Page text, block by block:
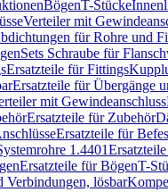
BögenT-Stücke
Verteiler mit
für Rohre und
Sets Schraube für
Ersatzteile für Fittings
Ersatzteile für Übergänge
mit Gewindeanschluss
Ersatzteile für Zubehör
Ersatzteile für
1.4401
Ersatzteile für BögenT-
Verbindungen, lösbar